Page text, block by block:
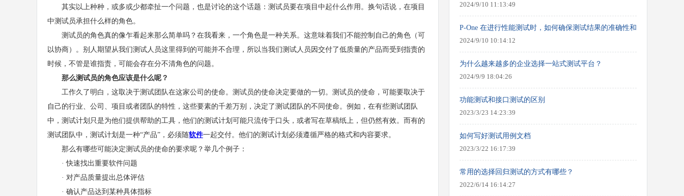
其实以上种种，或多或少都牵扯一个问题，也是讨论的这个话题：测试员要在项目中起什么作用。换句话说，在项目
中测试员承担什么样的角色。
测试员的角色真的像乍看起来那么简单吗？在我看来，一个角色是一种关系。这意味着我们不能控制自己的角色（可
以协商）。别人期望从我们测试人员这里得到的可能并不合理，所以当我们测试人员因交付了低质量的产品而受到指责的
时候，不管是谁指责，可能会存在分不清角色的问题。
那么测试员的角色应该是什么呢？
工作久了明白，这取决于测试团队在这家公司的使命。测试员的使命决定要做的一切。测试员的使命，可能要取决于
自己的行业、公司、项目或者团队的特性，这些要素的千差万别，决定了测试团队的不同使命。例如，在有些测试团队
中，测试计划只是为他们提供帮助的工具，他们的测试计划可能只流传于口头，或者写在草稿纸上，但仍然有效。而有的
测试团队中，测试计划是一种“产品”，必须随软件一起交付。他们的测试计划必须遵循严格的格式和内容要求。
那么有哪些可能决定测试员的使命的要求呢？举几个例子：
· 快速找出重要软件问题
· 对产品质量提出总体评估
· 确认产品达到某种具体指标
2024/9/10 11:13:49
P-One 在进行性能测试时，如何确保测试结果的准确性和可靠性？
2024/9/10 10:14:12
为什么越来越多的企业选择一站式测试平台？
2024/9/9 18:04:26
功能测试和接口测试的区别
2023/3/23 14:23:39
如何写好测试用例文档
2023/3/22 16:17:39
常用的选择回归测试的方式有哪些？
2022/6/14 16:14:27